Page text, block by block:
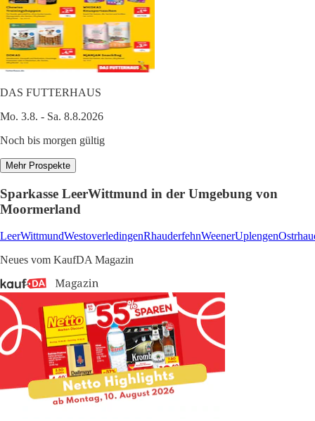
DAS FUTTERHAUS
Mo. 3.8. - Sa. 8.8.2026
Noch bis morgen gültig
Mehr Prospekte
Sparkasse LeerWittmund in der Umgebung von
Moormerland
LeerWittmundWestoverledingenRhauderfehnWeenerUplengen
Neues vom KaufDA Magazin